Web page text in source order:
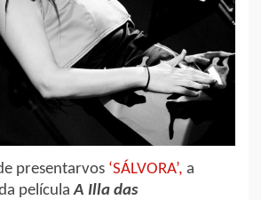
presentarvos ‘SÁLVORA’, a
películaA Illa das